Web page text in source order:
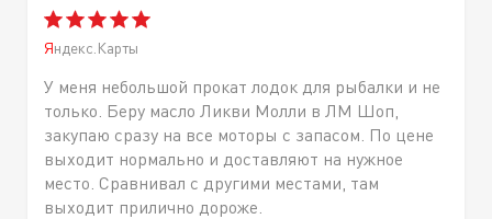
Яндекс.Карты
У меня небольшой прокат лодок для рыбалки и не
только. Беру масло Ликви Молли в ЛМ Шоп,
закупаю сразу на все моторы с запасом. По цене
выходит нормально и доставляют на нужное
место. Сравнивал с другими местами, там
выходит прилично дороже.